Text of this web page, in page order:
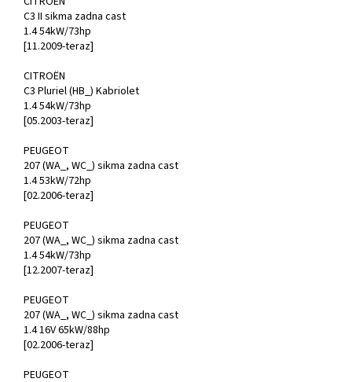
C3 II sikma zadna cast
1.4 54kW/73hp
[11.2009-teraz]
CITROËN
C3 Pluriel (HB_) Kabriolet
1.4 54kW/73hp
[05.2003-teraz]
PEUGEOT
207 (WA_, WC_) sikma zadna cast
1.4 53kW/72hp
[02.2006-teraz]
PEUGEOT
207 (WA_, WC_) sikma zadna cast
1.4 54kW/73hp
[12.2007-teraz]
PEUGEOT
207 (WA_, WC_) sikma zadna cast
1.4 16V 65kW/88hp
[02.2006-teraz]
PEUGEOT